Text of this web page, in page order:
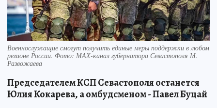
Военнослужащие смогут получить единые меры поддержки в любом
регионе России. Фото: МАХ-канал губернатора Севастополя М.
Развожаева
Председателем КСП Севастополя останется
Юлия Кокарева, а омбудсменом - Павел Буцай